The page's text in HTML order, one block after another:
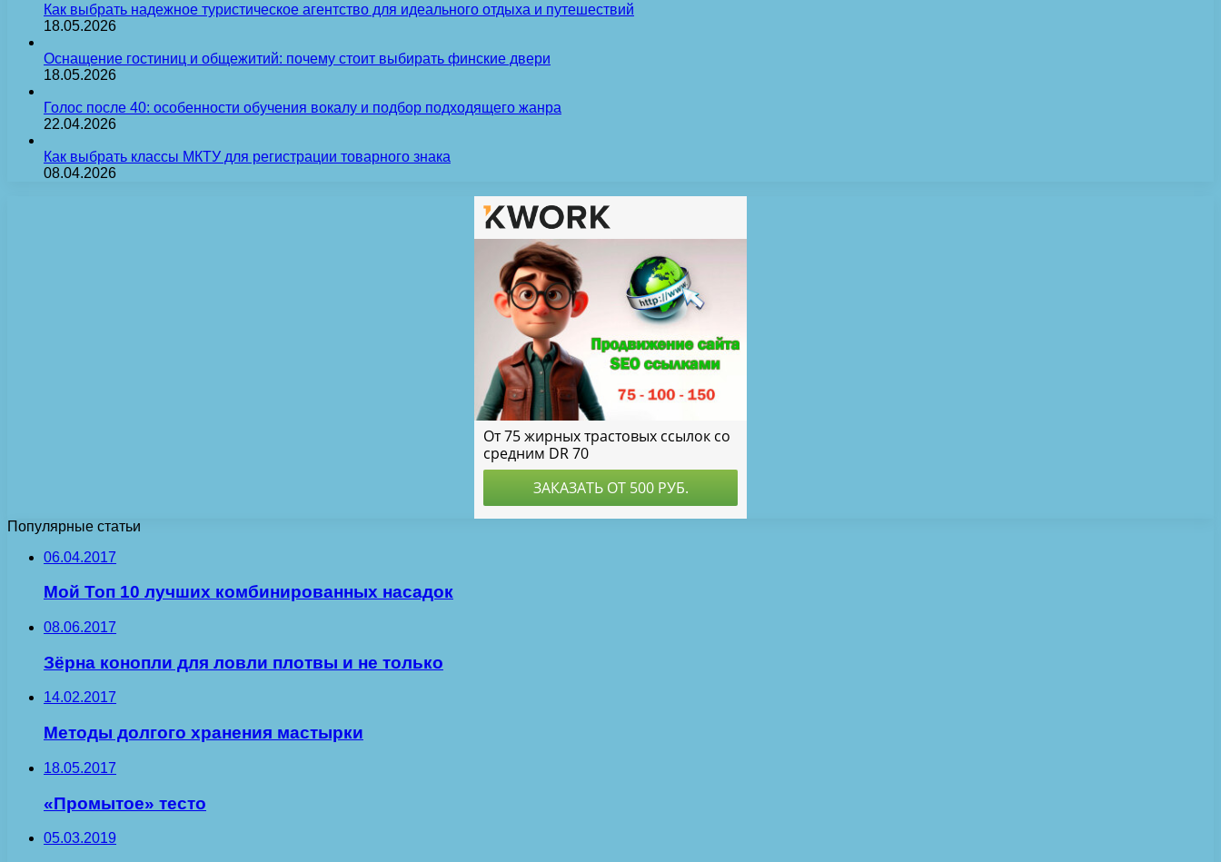
Как выбрать надежное туристическое агентство для идеального отдыха и путешествий
18.05.2026
Оснащение гостиниц и общежитий: почему стоит выбирать финские двери
18.05.2026
Голос после 40: особенности обучения вокалу и подбор подходящего жанра
22.04.2026
Как выбрать классы МКТУ для регистрации товарного знака
08.04.2026
Популярные статьи
06.04.2017
Мой Топ 10 лучших комбинированных насадок
08.06.2017
Зёрна конопли для ловли плотвы и не только
14.02.2017
Методы долгого хранения мастырки
18.05.2017
«Промытое» тесто
05.03.2019